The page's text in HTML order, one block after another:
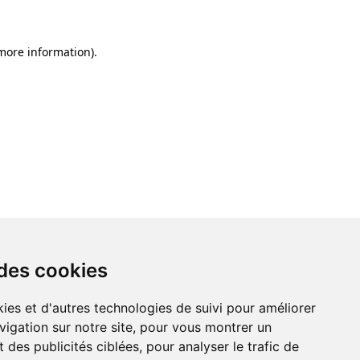
cookies
et d'autres technologies de suivi pour améliorer
sur notre site, pour vous montrer un
des publicités ciblées, pour analyser le trafic de
cookies
et d'autres technologies de suivi pour améliorer
sur notre site, pour vous montrer un
des publicités ciblées, pour analyser le trafic de
information).